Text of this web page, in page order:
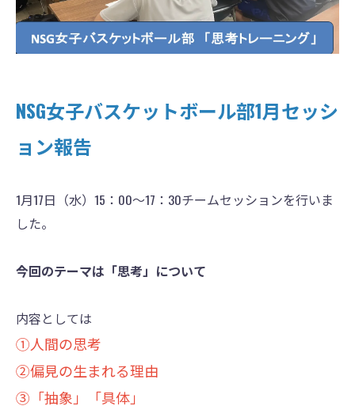
NSG女子バスケットボール部1月セッシ
ョン報告
1月17日（水）15：00〜17：30チームセッションを行いま
した。
今回のテーマは「思考」について
内容としては
①人間の思考
②偏見の生まれる理由
③「抽象」「具体」